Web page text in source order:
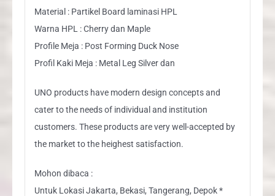
Material : Partikel Board laminasi HPL
Warna HPL : Cherry dan Maple
Profile Meja : Post Forming Duck Nose
Profil Kaki Meja : Metal Leg Silver dan
UNO products have modern design concepts and
cater to the needs of individual and institution
customers. These products are very well-accepted by
the market to the heighest satisfaction.
Mohon dibaca :
Untuk Lokasi Jakarta, Bekasi, Tangerang, Depok *